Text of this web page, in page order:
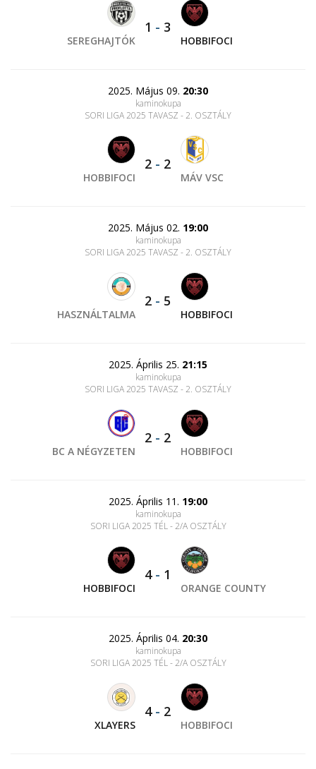
SEREGHAJTÓK
1 - 3
HOBBIFOCI
2025. Május 09. 20:30
kaminokupa
SORI LIGA 2025 TAVASZ - 2. OSZTÁLY
HOBBIFOCI
2 - 2
MÁV VSC
2025. Május 02. 19:00
kaminokupa
SORI LIGA 2025 TAVASZ - 2. OSZTÁLY
HASZNÁLTALMA
2 - 5
HOBBIFOCI
2025. Április 25. 21:15
kaminokupa
SORI LIGA 2025 TAVASZ - 2. OSZTÁLY
BC A NÉGYZETEN
2 - 2
HOBBIFOCI
2025. Április 11. 19:00
kaminokupa
SORI LIGA 2025 TÉL - 2/A OSZTÁLY
HOBBIFOCI
4- 1
ORANGE COUNTY
2025. Április 04. 20:30
kaminokupa
SORI LIGA 2025 TÉL - 2/A OSZTÁLY
XLAYERS
4- 2
HOBBIFOCI